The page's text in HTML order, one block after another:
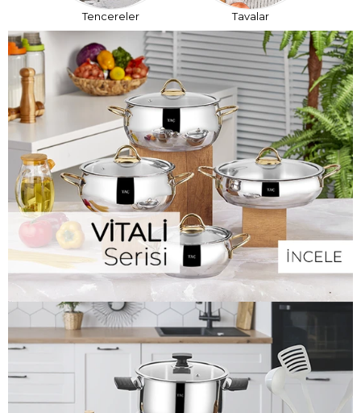
Tencereler Tavalar